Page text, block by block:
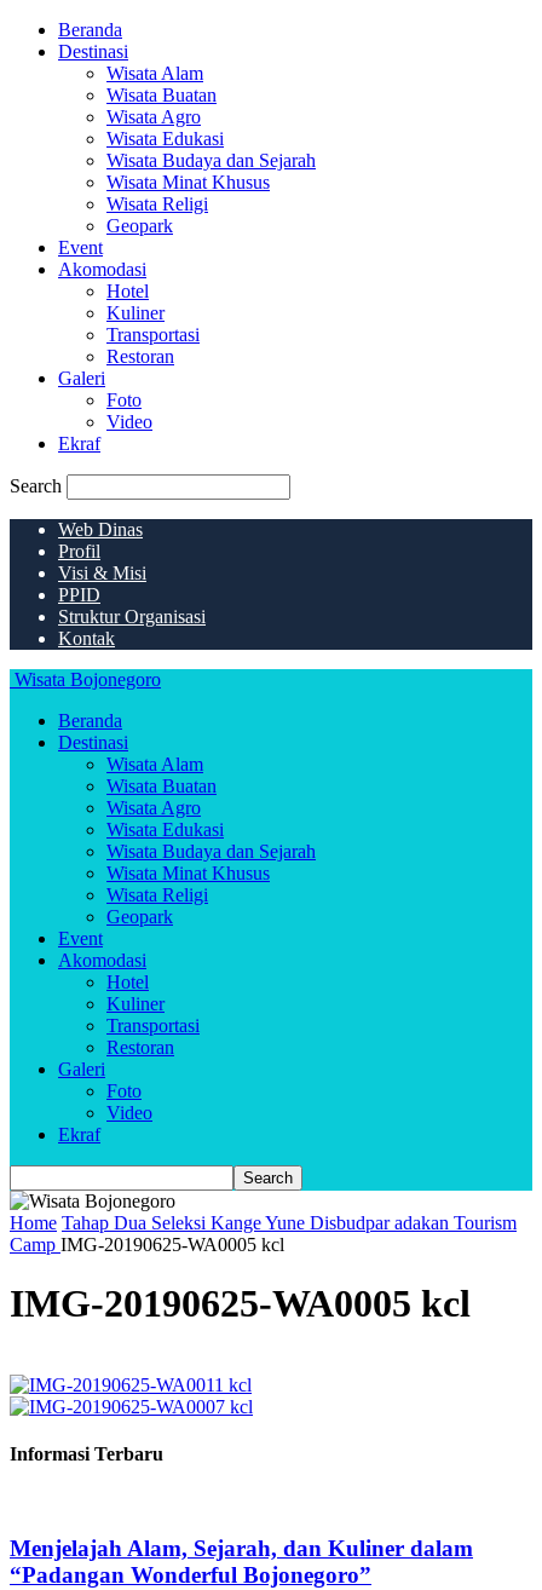
Beranda
Destinasi
Wisata Alam
Wisata Buatan
Wisata Agro
Wisata Edukasi
Wisata Budaya dan Sejarah
Wisata Minat Khusus
Wisata Religi
Geopark
Event
Akomodasi
Hotel
Kuliner
Transportasi
Restoran
Galeri
Foto
Video
Ekraf
Search
Web Dinas
Profil
Visi & Misi
PPID
Struktur Organisasi
Kontak
Wisata Bojonegoro
Beranda
Destinasi
Wisata Alam
Wisata Buatan
Wisata Agro
Wisata Edukasi
Wisata Budaya dan Sejarah
Wisata Minat Khusus
Wisata Religi
Geopark
Event
Akomodasi
Hotel
Kuliner
Transportasi
Restoran
Galeri
Foto
Video
Ekraf
Home Tahap Dua Seleksi Kange Yune Disbudpar adakan Tourism
Camp IMG-20190625-WA0005 kcl
IMG-20190625-WA0005 kcl
Informasi Terbaru
Menjelajah Alam, Sejarah, dan Kuliner dalam
“Padangan Wonderful Bojonegoro”